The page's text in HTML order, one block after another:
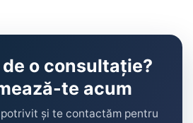
o consultație?
te acum
și te contactăm pentru